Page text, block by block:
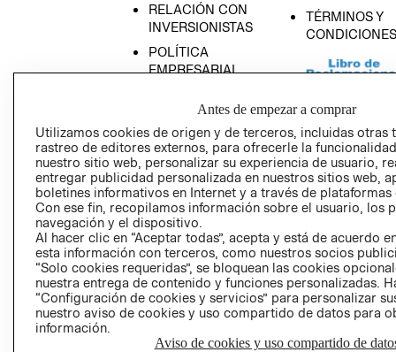
RELACIÓN CON
INVERSIONISTAS
POLÍTICA
EMPRESARIAL
TÉRMINOS Y
CONDICIONES
AVISO DE
PRIVACIDAD
GIFT CARD
Antes de empezar a comprar
Utilizamos cookies de origen y de terceros, incluidas otras
rastreo de editores externos, para ofrecerle la
nuestro sitio web, personalizar su experiencia de usuario,
entregar publicidad personalizada en nuestros sitios web,
boletines informativos en Internet y a través de plataformas
Con ese fin, recopilamos información sobre el usuario, los
navegación y el dispositivo.
Al hacer clic en “Aceptar todas”, acepta y está de acuerdo
esta información con terceros, como nuestros socios
“Solo cookies requeridas”, se bloquean las cookies
nuestra entrega de contenido y funciones personalizadas.
“Configuración de cookies y servicios” para personalizar
nuestro aviso de cookies y uso compartido de datos para
información.
Aviso de cookies y uso compartido de